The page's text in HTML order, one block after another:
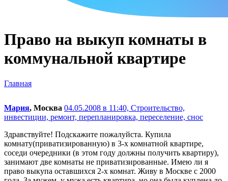
Право на выкуп комнаты в
коммунальной квартире
Главная
Мария, Москва 04.05.2008 в 11:40, Строительство,
инвестиции, ремонт, перепланировка, переселение, снос
Здравствуйте! Подскажите пожалуйста. Купила
комнату(приватизированную) в 3-х комнатной квартире,
соседи очередники (в этом году должны получить квартиру),
занимают две комнаты не приватизированные. Имею ли я
право выкупа оставшихся 2-х комнат. Живу в Москве с 2000